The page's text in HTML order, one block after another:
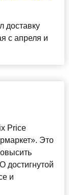
доставку
с апреля и
Price
Это
достигнутой
и